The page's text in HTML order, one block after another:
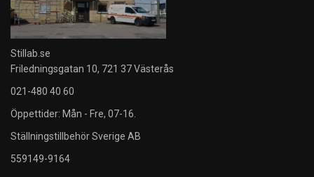
Stillab.se
Friledningsgatan 10, 721 37 Västerås
021-480 40 60
Öppettider: Mån - Fre, 07-16.
Ställningstillbehör Sverige AB
559149-9164